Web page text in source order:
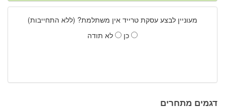
מעוניין לבצע עסקת טרייד אין משתלמת? (ללא התחייבות)
כן
לא תודה
דגמים מתחרים